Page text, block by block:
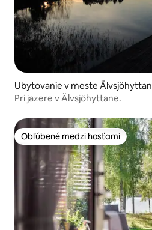
Ubytovanie v meste Älvsjöhyttan
Pri jazere v Älvsjöhyttane.
Obľúbené medzi hosťami
Obľúbené medzi hosťami